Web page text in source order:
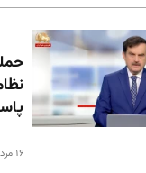
۱۶ مرداد ۱۴۰۵